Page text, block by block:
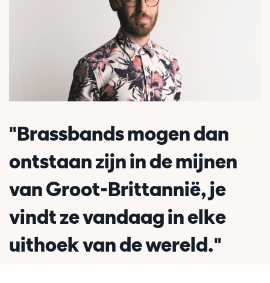
"Brassbands mogen dan
ontstaan zijn in de mijnen
van Groot-Brittannië, je
vindt ze vandaag in elke
uithoek van de wereld."